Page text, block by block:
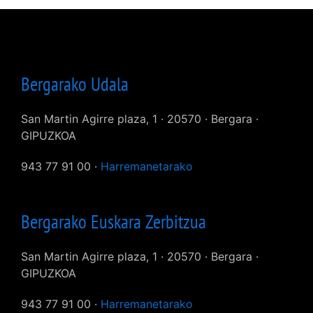
Bergarako Udala
San Martin Agirre plaza, 1 · 20570 · Bergara ·
GIPUZKOA
943 77 91 00 · Harremanetarako
Bergarako Euskara Zerbitzua
San Martin Agirre plaza, 1 · 20570 · Bergara ·
GIPUZKOA
943 77 91 00 · Harremanetarako